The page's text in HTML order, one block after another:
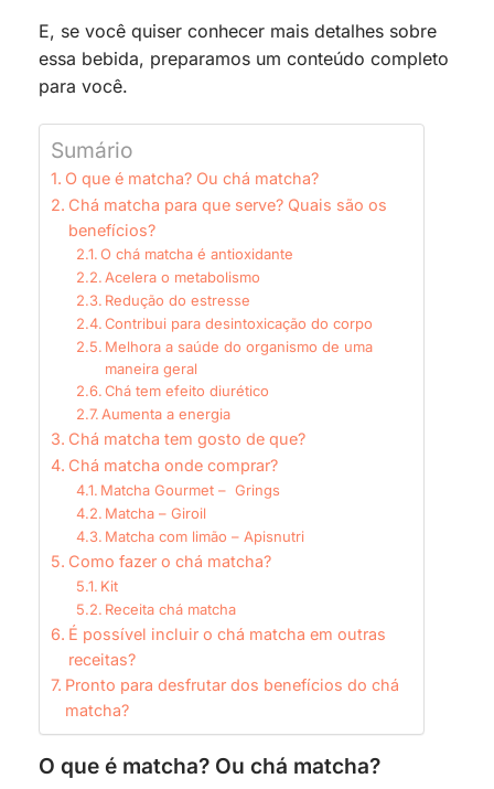
E, se você quiser conhecer mais detalhes sobre
essa bebida, preparamos um conteúdo completo
para você.
Sumário
O que é matcha? Ou chá matcha?
Chá matcha para que serve? Quais são os
benefícios?
O chá matcha é antioxidante
Acelera o metabolismo
Redução do estresse
Contribui para desintoxicação do corpo
Melhora a saúde do organismo de uma
maneira geral
Chá tem efeito diurético
Aumenta a energia
Chá matcha tem gosto de que?
Chá matcha onde comprar?
Matcha Gourmet – Grings
Matcha – Giroil
Matcha com limão – Apisnutri
Como fazer o chá matcha?
Kit
Receita chá matcha
É possível incluir o chá matcha em outras
receitas?
Pronto para desfrutar dos benefícios do chá
matcha?
O que é matcha? Ou chá matcha?